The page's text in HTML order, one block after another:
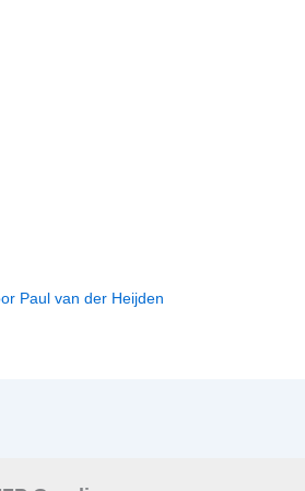
Paul van der Heijden